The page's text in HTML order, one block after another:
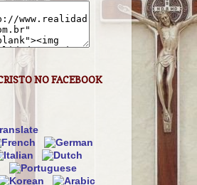
NO FACEBOOK